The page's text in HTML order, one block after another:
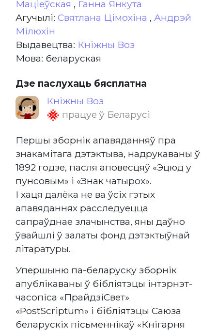
Маціеўская , Ганна Янкута
Агучылі: Святлана Цімохіна , Андрэй
Мілюхін
Выдавецтва: Кніжны Воз
Мова: беларуская
Дзе паслухаць бясплатна
Кніжны Воз
працуе ў Беларусі
Першы зборнік апавяданняў пра
знакамітага дэтэктыва, надрукаваны ў
1892 годзе, пасля аповесцяў «Эцюд у
пунсовым» і «Знак чатырох».
І хаця далёка не ва ўсіх гэтых
апавяданнях расследуецца
сапраўднае злачынства, яны даўно
ўвайшлі ў залаты фонд дэтэктыўнай
літаратуры.
Упершыню па-беларуску зборнік
апублікаваны ў бібліятэцы інтэрнэт-
часопіса «ПрайдзіСвет»
«PostScriptum» і бібліятэцы Саюза
беларускіх пісьменнікаў «Кнігарня